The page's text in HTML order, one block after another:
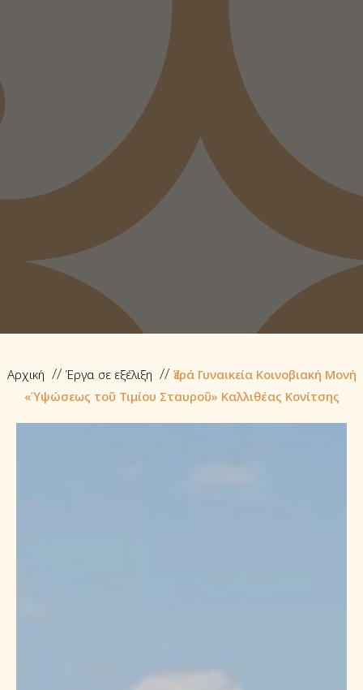
Αρχική Έργα σε εξέλιξη
Ἱερά Γυναικεία Κοινοβιακή Μονή
«Ὑψώσεως τοῦ Τιμίου Σταυροῦ» Καλλιθέας Κονίτσης